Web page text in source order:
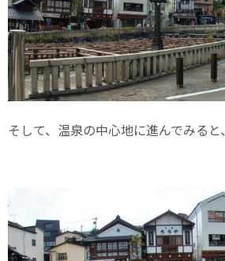
そして、温泉の中心地に進んでみると、